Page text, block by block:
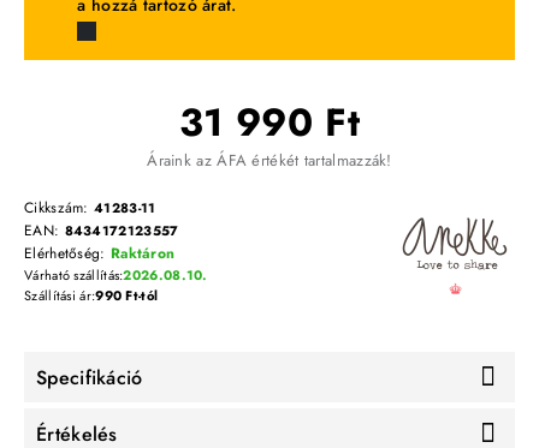
31 990 Ft
Áraink az ÁFA értékét tartalmazzák!
Cikkszám: 41283-11
EAN: 8434172123557
Elérhetőség: Raktáron
Várható szállítás:2026.08.10.
Szállítási ár:990 Ft-tól
a hozzá tartozó árat.
Specifikáció
Értékelés